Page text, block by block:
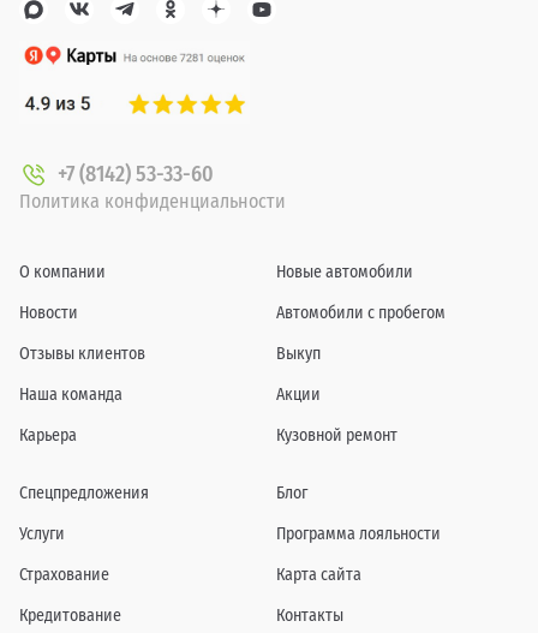
+7 (8142) 53-33-60
Политика конфиденциальности
О компании
Новости
Отзывы клиентов
Наша команда
Карьера
Новые автомобили
Автомобили с пробегом
Выкуп
Акции
Кузовной ремонт
Спецпредложения
Услуги
Страхование
Кредитование
Блог
Программа лояльности
Карта сайта
Контакты